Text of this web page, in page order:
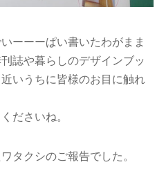
ーーーぱい書いたわがまま
誌や暮らしのデザインブッ
いうちに皆様のお目に触れ
ださいね。
タクシのご報告でした。